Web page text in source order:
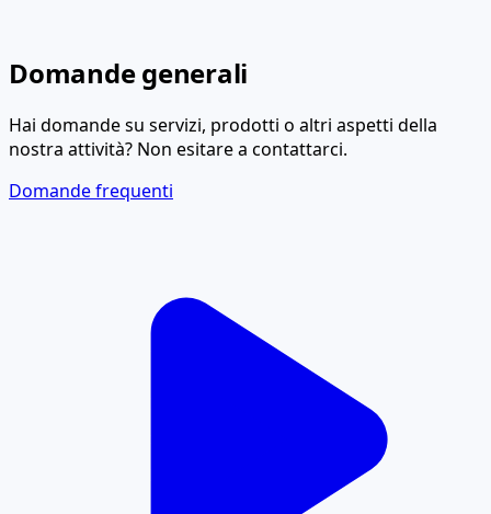
Domande generali
Hai domande su servizi, prodotti o altri aspetti della
nostra attività? Non esitare a contattarci.
Domande frequenti